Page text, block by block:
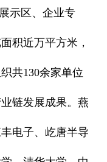
示区、企业专
积近万平方米，
共130余家单位
链发展成果。燕
电子、屹唐半导